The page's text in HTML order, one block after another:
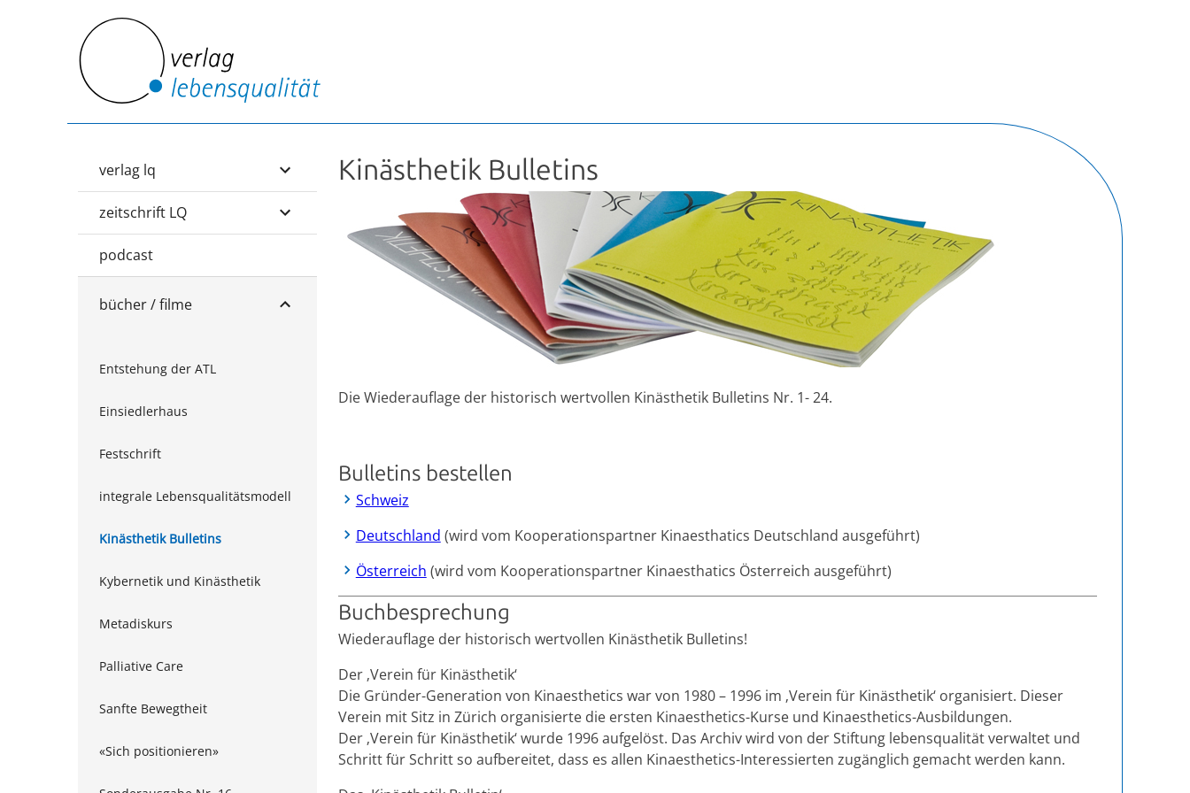
verlag lq
zeitschrift LQ
podcast
bücher / filme
Entstehung der ATL
Einsiedlerhaus
Festschrift
integrale Lebensqualitätsmodell
Kinästhetik Bulletins
Kybernetik und Kinästhetik
Metadiskurs
Palliative Care
Sanfte Bewegtheit
«Sich positionieren»
Kinästhetik Bulletins
Die Wiederauflage der historisch wertvollen Kinästhetik Bulletins Nr. 1- 24.
Bulletins bestellen
Schweiz
Deutschland (wird vom Kooperationspartner Kinaesthatics Deutschland ausgeführt)
Österreich (wird vom Kooperationspartner Kinaesthatics Österreich ausgeführt)
Buchbesprechung
Wiederauflage der historisch wertvollen Kinästhetik Bulletins!
Der ‚Verein für Kinästhetik‘
Die Gründer-Generation von Kinaesthetics war von 1980 – 1996 im ‚Verein für Kinästhetik‘ organisiert. Dieser
Verein mit Sitz in Zürich organisierte die ersten Kinaesthetics-Kurse und Kinaesthetics-Ausbildungen.
Der ‚Verein für Kinästhetik‘ wurde 1996 aufgelöst. Das Archiv wird von der Stiftung lebensqualität verwaltet und
Schritt für Schritt so aufbereitet, dass es allen Kinaesthetics-Interessierten zugänglich gemacht werden kann.